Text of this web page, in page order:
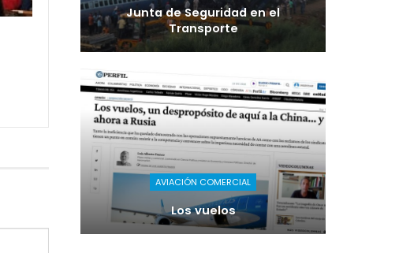
Junta de Seguridad en el
Transporte
AVIACIÓN COMERCIAL
Los vuelos